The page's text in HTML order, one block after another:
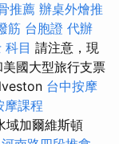
推薦 辦桌外燴推
筋 台胞證 代辦
科目 請注意，現
國大型旅行支票
台中按摩
摩課程
域加爾維斯頓